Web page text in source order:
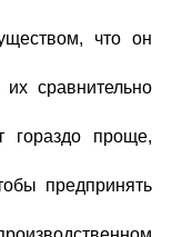
что он
сравнительно
гораздо проще,
предпринять